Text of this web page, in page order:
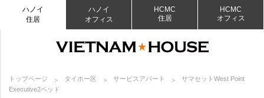
ハノイ
住居
ハノイ
オフィス
HCMC
住居
HCMC
オフィス
トップページ タイホー区 サービスアパート
サマセットWest Point
Executive2ベッド